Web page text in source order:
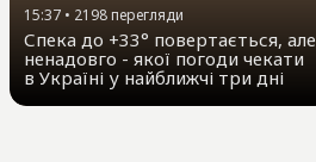
15:37 • 2198перегляди
Спека до +33° повертається, але
ненадовго - якої погоди чекати
в Україні у найближчі три дні